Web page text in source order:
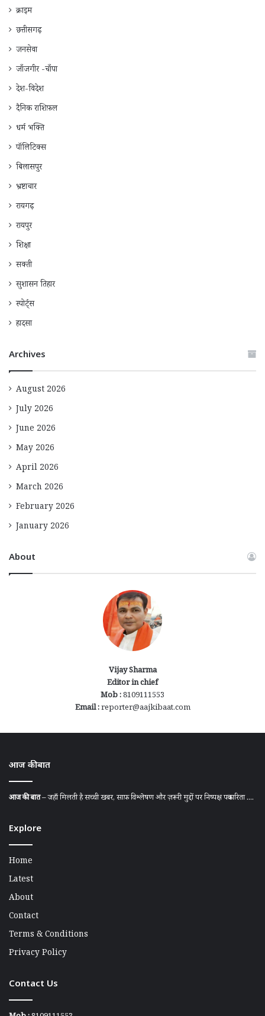
क्राइम
छत्तीसगढ़
जनसेवा
जाँजगीर -चाँपा
देश-विदेश
दैनिक राशिफ़ल
धर्म भक्ति
पॉलिटिक्स
बिलासपुर
भ्रष्टाचार
रायगढ़
रायपुर
शिक्षा
सक्ती
सुशासन तिहार
स्पोर्ट्स
हादसा
Archives
August 2026
July 2026
June 2026
May 2026
April 2026
March 2026
February 2026
January 2026
About
Vijay Sharma
Editor in chief
Mob :8109111553
Email :reporter@aajkibaat.com
आज की बात
आज की बात– जहाँ मिलती है सच्ची खबर, साफ़ विश्लेषण और ज़रूरी मुद्दों पर निष्पक्ष पत्रकारिता ....
Explore
Home
Latest
About
Contact
Terms & Conditions
Privacy Policy
Contact Us